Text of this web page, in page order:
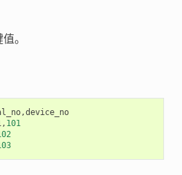
。
,device_no
, 101